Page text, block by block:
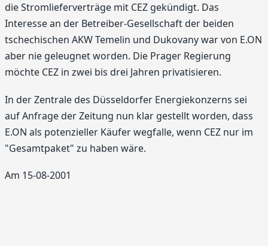
die Stromlieferverträge mit CEZ gekündigt. Das
Interesse an der Betreiber-Gesellschaft der beiden
tschechischen AKW Temelin und Dukovany war von E.ON
aber nie geleugnet worden. Die Prager Regierung
möchte CEZ in zwei bis drei Jahren privatisieren.
In der Zentrale des Düsseldorfer Energiekonzerns sei
auf Anfrage der Zeitung nun klar gestellt worden, dass
E.ON als potenzieller Käufer wegfalle, wenn CEZ nur im
"Gesamtpaket" zu haben wäre.
Am 15-08-2001